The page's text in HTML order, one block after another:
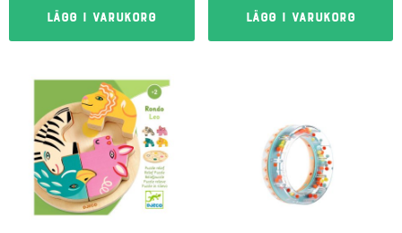
Lägg i varukorg Lägg i varukorg